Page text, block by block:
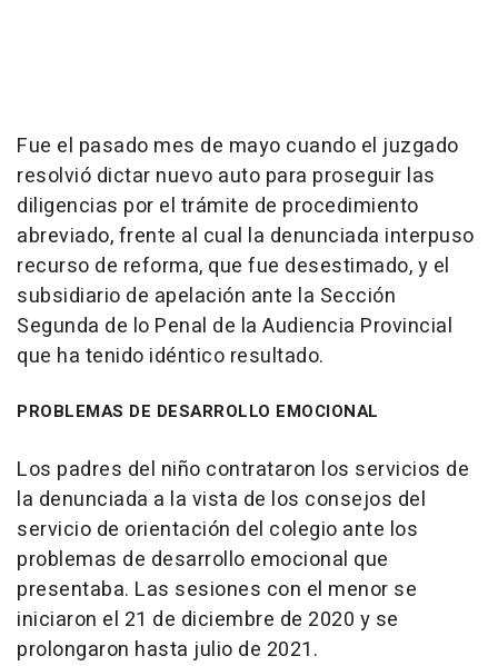
Fue el pasado mes de mayo cuando el juzgado
resolvió dictar nuevo auto para proseguir las
diligencias por el trámite de procedimiento
abreviado, frente al cual la denunciada interpuso
recurso de reforma, que fue desestimado, y el
subsidiario de apelación ante la Sección
Segunda de lo Penal de la Audiencia Provincial
que ha tenido idéntico resultado.
PROBLEMAS DE DESARROLLO EMOCIONAL
Los padres del niño contrataron los servicios de
la denunciada a la vista de los consejos del
servicio de orientación del colegio ante los
problemas de desarrollo emocional que
presentaba. Las sesiones con el menor se
iniciaron el 21 de diciembre de 2020 y se
prolongaron hasta julio de 2021.